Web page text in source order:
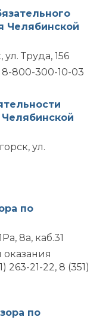
Челябинской
Труда, 156
8-800-300-10-03
ул.
по
8а, каб.31
21-22, 8 (351)
по